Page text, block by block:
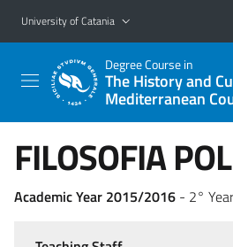
Go to main content
Go to navigation menu
University of Catania
Degree Course in
The History and
Mediterranean
FILOSOFIA
Academic Year 2015/2016 - 2° Year